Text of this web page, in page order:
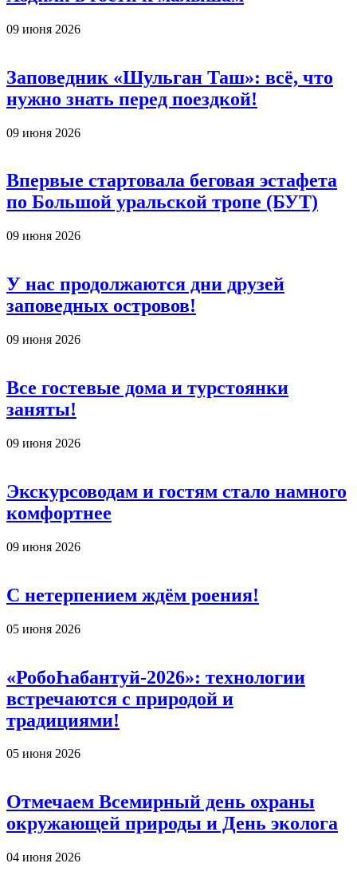
09 июня 2026
Заповедник «Шульган Таш»: всё, что
нужно знать перед поездкой!
09 июня 2026
Впервые стартовала беговая эстафета
по Большой уральской тропе (БУТ)
09 июня 2026
У нас продолжаются дни друзей
заповедных островов!
09 июня 2026
Все гостевые дома и турстоянки
заняты!
09 июня 2026
Экскурсоводам и гостям стало намного
комфортнее
09 июня 2026
С нетерпением ждём роения!
05 июня 2026
«РобоҺабантуй-2026»: технологии
встречаются с природой и
традициями!
05 июня 2026
Отмечаем Всемирный день охраны
окружающей природы и День эколога
04 июня 2026